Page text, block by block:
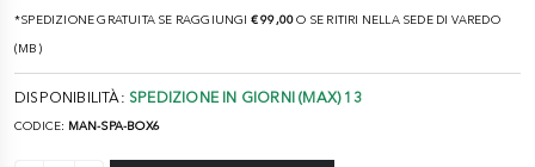
*SPEDIZIONE GRATUITA SE RAGGIUNGI € 99,00O SE RITIRI NELLA SEDE DI VAREDO
(MB)
DISPONIBILITÀ: SPEDIZIONE IN GIORNI (MAX) 13
CODICE: MAN-SPA-BOX6